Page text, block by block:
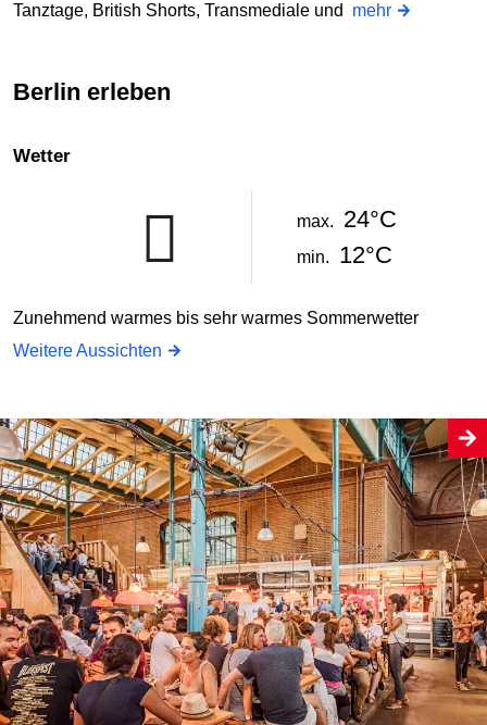
Tanztage, British Shorts, Transmediale und mehr
Berlin erleben
Wetter
max. 24°C
min. 12°C
Zunehmend warmes bis sehr warmes Sommerwetter
Weitere Aussichten